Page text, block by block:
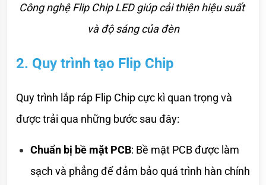
Công nghệ Flip Chip LED giúp cải thiện hiệu suất
và độ sáng của đèn
2. Quy trình tạo Flip Chip
Quy trình lắp ráp Flip Chip cực kì quan trọng và
được trải qua những bước sau đây:
Chuẩn bị bề mặt PCB: Bề mặt PCB được làm
sạch và phẳng để đảm bảo quá trình hàn chính